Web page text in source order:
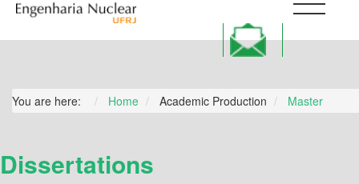
You are here: Home Academic Production Master
Dissertations